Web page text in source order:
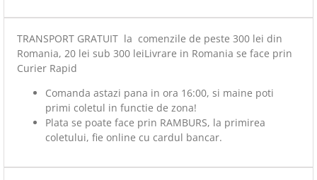
TRANSPORT GRATUIT la comenzile de peste 300 lei din
Romania, 20 lei sub 300 leiLivrare in Romania se face prin
Curier Rapid
Comanda astazi pana in ora 16:00, si maine poti
primi coletul in functie de zona!
Plata se poate face prin RAMBURS, la primirea
coletului, fie online cu cardul bancar.